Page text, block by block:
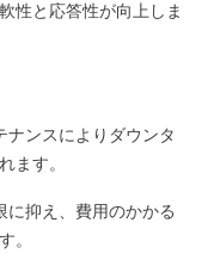
性と応答性が向上しま
ナンスによりダウンタ
ます。
に抑え、費用のかかる
。